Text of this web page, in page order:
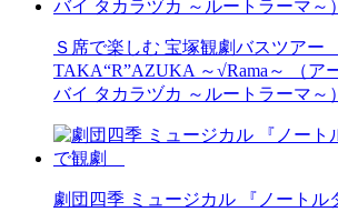
Ｓ席で楽しむ 宝塚観劇バスツア
TAKA“R”AZUKA ～√Rama～ （ア
バイ タカラヅカ ～ルートラーマ～
劇団四季 ミュージカル 『ノートル